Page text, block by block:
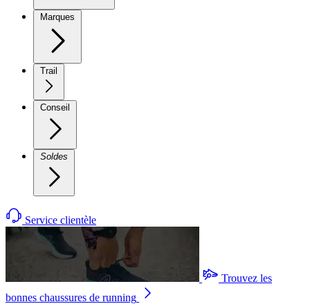
Marques
Trail
Conseil
Soldes
Service clientèle
Trouvez les
bonnes chaussures de running